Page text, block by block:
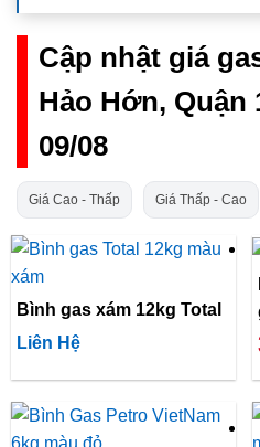
Cập nhật giá
Hảo Hớn, Quận
09/08
Giá Cao - Thấp Giá Thấp - Cao
Bình gas xám 12kg Total
Liên Hệ